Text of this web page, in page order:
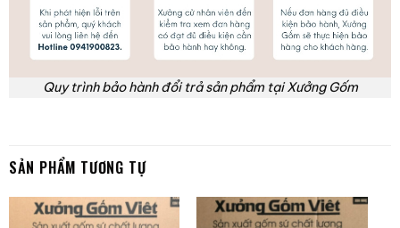
Quy trình bảo hành đổi trả sản phẩm tại Xưởng Gốm
SẢN PHẨM TƯƠNG TỰ